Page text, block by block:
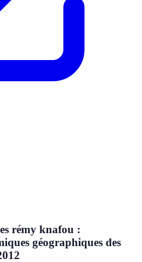
rémy knafou :
géographiques des